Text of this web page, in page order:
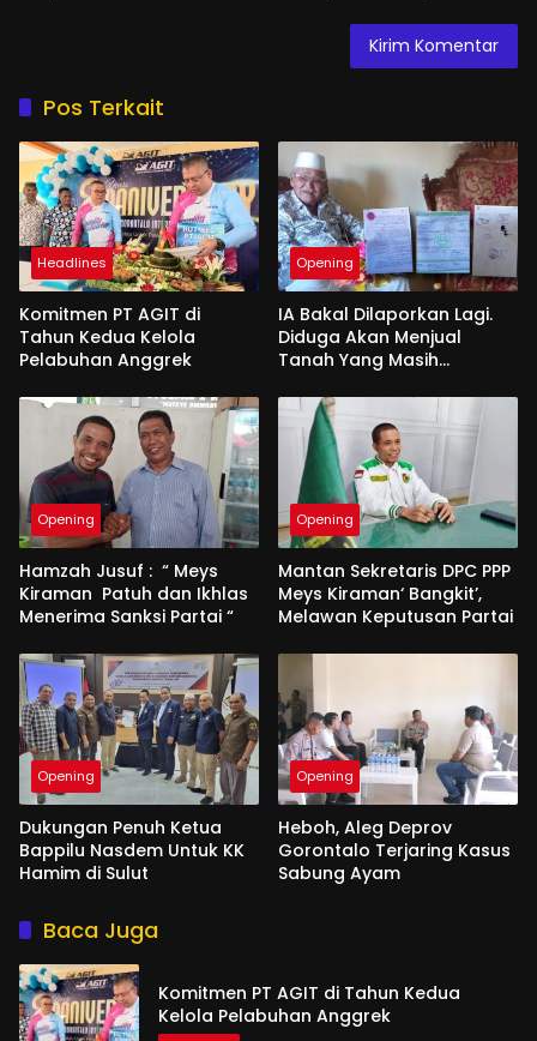
Pos Terkait
Headlines
Komitmen PT AGIT di
Tahun Kedua Kelola
Pelabuhan Anggrek
Opening
IA Bakal Dilaporkan Lagi.
Diduga Akan Menjual
Tanah Yang Masih
Opening
Hamzah Jusuf : “ Meys
Kiraman Patuh dan Ikhlas
Menerima Sanksi Partai “
Opening
Mantan Sekretaris DPC PPP
Meys Kiraman‘ Bangkit’,
Melawan Keputusan Partai
Opening
Dukungan Penuh Ketua
Bappilu Nasdem Untuk KK
Hamim di Sulut
Opening
Heboh, Aleg Deprov
Gorontalo Terjaring Kasus
Sabung Ayam
Baca Juga
Komitmen PT AGIT di Tahun Kedua
Kelola Pelabuhan Anggrek